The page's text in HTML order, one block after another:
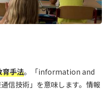
育手法。「information and
技術」を意味します。情報